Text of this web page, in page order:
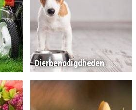
Dierbenodigdheden